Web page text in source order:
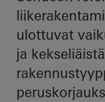
ulottuvat
ja